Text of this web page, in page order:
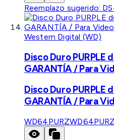
Reemplazo sugerido:
Western Digital (WD)
Disco Duro PURPLE
GARANTÍA / Para
Disco Duro PURPLE
GARANTÍA / Para
WD64PURZWD64PURZ